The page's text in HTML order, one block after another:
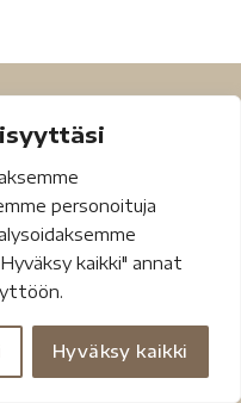
personoituja
kaikki" annat
Hyväksy kaikki